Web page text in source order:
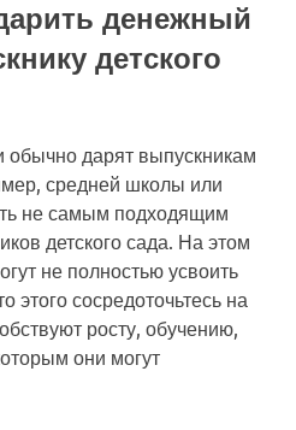
денежный
детского
дарят выпускникам
средней школы или
не самым подходящим
детского сада. На этом
не полностью усвоить
этого сосредоточьтесь на
росту, обучению,
они могут